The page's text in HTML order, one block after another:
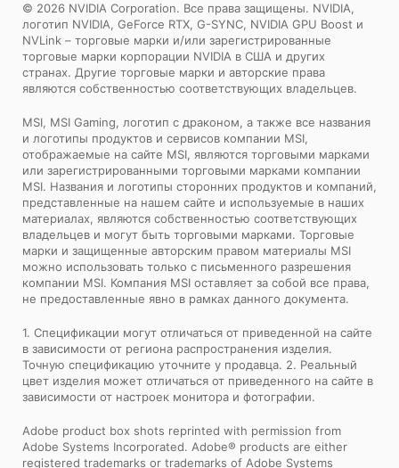
© 2026 NVIDIA Corporation. Все права защищены. NVIDIA,
логотип NVIDIA, GeForce RTX, G-SYNC, NVIDIA GPU Boost и
NVLink – торговые марки и/или зарегистрированные
торговые марки корпорации NVIDIA в США и других
странах. Другие торговые марки и авторские права
являются собственностью соответствующих владельцев.
MSI, MSI Gaming, логотип с драконом, а также все названия
и логотипы продуктов и сервисов компании MSI,
отображаемые на сайте MSI, являются торговыми марками
или зарегистрированными торговыми марками компании
MSI. Названия и логотипы сторонних продуктов и компаний,
представленные на нашем сайте и используемые в наших
материалах, являются собственностью соответствующих
владельцев и могут быть торговыми марками. Торговые
марки и защищенные авторским правом материалы MSI
можно использовать только с письменного разрешения
компании MSI. Компания MSI оставляет за собой все права,
не предоставленные явно в рамках данного документа.
1. Спецификации могут отличаться от приведенной на сайте
в зависимости от региона распространения изделия.
Точную спецификацию уточните у продавца. 2. Реальный
цвет изделия может отличаться от приведенного на сайте в
зависимости от настроек монитора и фотографии.
Adobe product box shots reprinted with permission from
Adobe Systems Incorporated. Adobe® products are either
registered trademarks or trademarks of Adobe Systems